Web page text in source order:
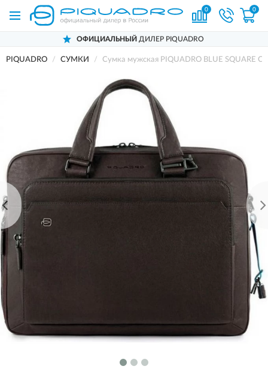
0 0
ОФИЦИАЛЬНЫЙ ДИЛЕР PIQUADRO
PIQUADRO СУМКИ Сумка мужская PIQUADRO BLUE SQUARE